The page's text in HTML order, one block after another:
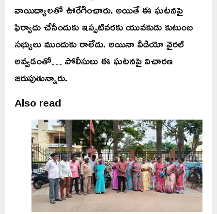
వాయిద్యాలతో ఊరేగించారు. అయితే ఈ ఘటనపై
ఫిర్యాదు చేసేందుకు ఇప్పటివరకు యువకుడు కుటుంబ
సభ్యులు ముందుకు రాలేదు. అయినా వీడియో వైరల్
అవ్వడంతో… పోలీసులు ఈ ఘటనపై విచారణ
జరుపుతున్నారు.
Also read